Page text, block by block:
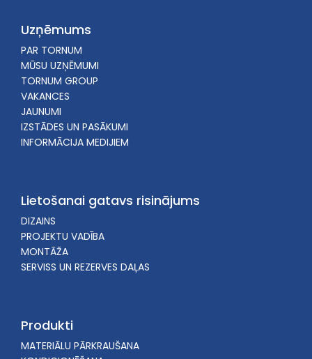
Uzņēmums
PAR TORNUM
MŪSU UZŅĒMUMI
TORNUM GROUP
VAKANCES
JAUNUMI
IZSTĀDES UN PASĀKUMI
INFORMĀCIJA MEDIJIEM
Lietošanai gatavs risinājums
DIZAINS
PROJEKTU VADĪBA
MONTĀŽA
SERVISS UN REZERVES DAĻAS
Produkti
MATERIĀLU PĀRKRAUŠANA